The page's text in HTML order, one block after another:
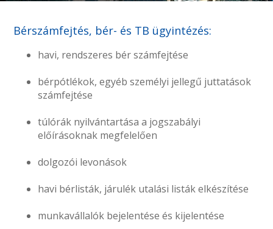
Bérszámfejtés, bér- és TB ügyintézés:
havi, rendszeres bér számfejtése
bérpótlékok, egyéb személyi jellegű juttatások
számfejtése
túlórák nyilvántartása a jogszabályi
előírásoknak megfelelően
dolgozói levonások
havi bérlisták, járulék utalási listák elkészítése
munkavállalók bejelentése és kijelentése